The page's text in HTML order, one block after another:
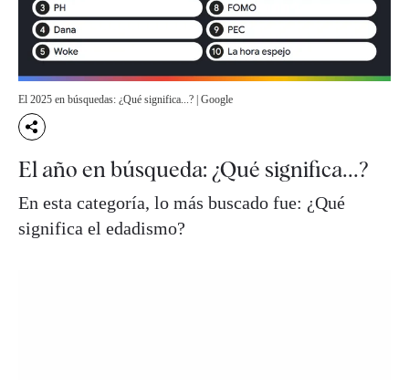
El 2025 en búsquedas: ¿Qué significa...? | Google
El año en búsqueda: ¿Qué significa...?
En esta categoría, lo más buscado fue: ¿Qué
significa el edadismo?